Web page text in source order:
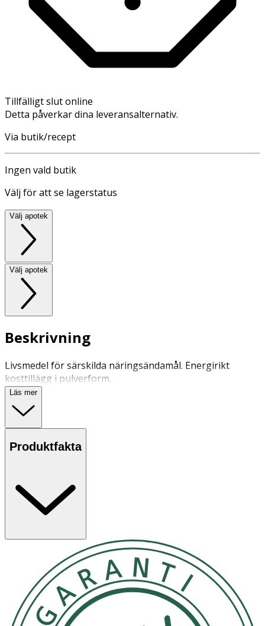
Tillfälligt slut online
Detta påverkar dina leveransalternativ.
Via butik/recept
Ingen vald butik
Välj för att se lagerstatus
Välj apotek
Välj apotek
Beskrivning
Livsmedel för särskilda näringsändamål. Energirikt
kosttillägg i pulverform.
Läs mer
Produktfakta